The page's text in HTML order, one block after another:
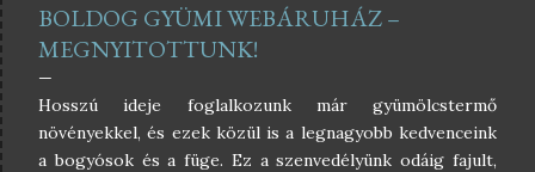
BOLDOG GYÜMI WEBÁRUHÁZ –
MEGNYITOTTUNK!
Hosszú ideje foglalkozunk már gyümölcstermő
növényekkel, és ezek közül is a legnagyobb kedvenceink
a bogyósok és a füge. Ez a szenvedélyünk odáig fajult,